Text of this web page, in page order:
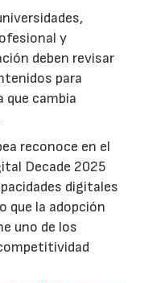
y
deben revisar
para
que cambia
reconoce en el
Decade 2025
digitales
que la adopción
uno de los